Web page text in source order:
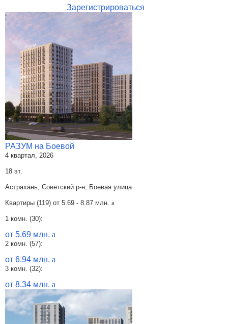
Зарегистрироваться
РАЗУМ на Боевой
4 квартал, 2026
18 эт.
Астрахань, Советский р-н, Боевая улица
Квартиры (119) от 5.69 - 8.87 млн. a
1 комн. (30):
от 5.69 млн. a
2 комн. (57):
от 6.94 млн. a
3 комн. (32):
от 8.34 млн. a